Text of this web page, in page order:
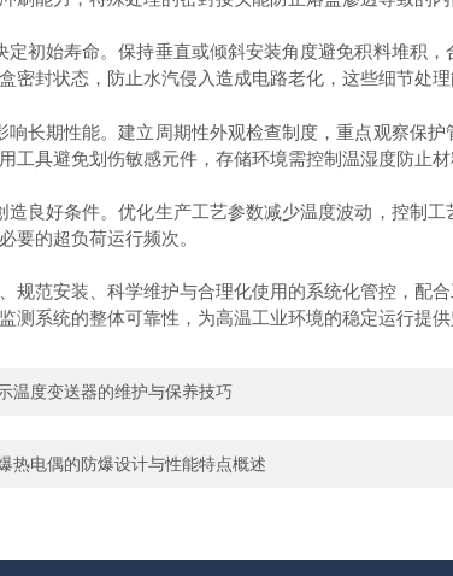
始寿命。保持垂直或倾斜安装角度避免积料堆积，
密封状态，防止水汽侵入造成电路老化，这些细节处理
期性能。建立周期性外观检查制度，重点观察保护
工具避免划伤敏感元件，存储环境需控制温湿度防止材
好条件。优化生产工艺参数减少温度波动，控制工
要的超负荷运行频次。
范安装、科学维护与合理化使用的系统化管控，配合
测系统的整体可靠性，为高温工业环境的稳定运行提供
温度变送器的维护与保养技巧
热电偶的防爆设计与性能特点概述